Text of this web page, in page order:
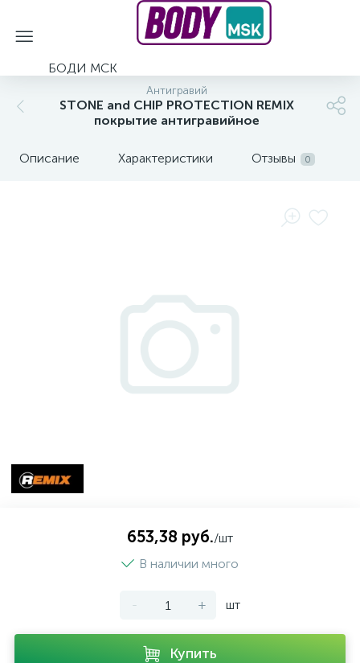
БОДИ МСК
Антигравий
STONE and CHIP PROTECTION REMIX
покрытие антигравийное
Описание Характеристики Отзывы 0
653,38 руб./шт
В наличии много
- + шт
Купить